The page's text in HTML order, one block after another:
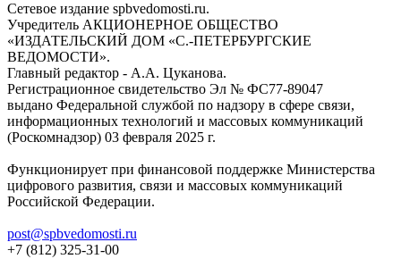
Сетевое издание spbvedomosti.ru.
Учредитель АКЦИОНЕРНОЕ ОБЩЕСТВО
«ИЗДАТЕЛЬСКИЙ ДОМ «С.-ПЕТЕРБУРГСКИЕ
ВЕДОМОСТИ».
Главный редактор - А.А. Цуканова.
Регистрационное свидетельство Эл № ФС77-89047
выдано Федеральной службой по надзору в сфере связи,
информационных технологий и массовых коммуникаций
(Роскомнадзор) 03 февраля 2025 г.
Функционирует при финансовой поддержке Министерства
цифрового развития, связи и массовых коммуникаций
Российской Федерации.
post@spbvedomosti.ru
+7 (812) 325-31-00